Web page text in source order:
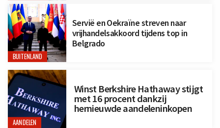
BUITENLAND
Servië en Oekraïne streven naar
vrijhandelsakkoord tijdens top in
Belgrado
AANDELEN
Winst Berkshire Hathaway stijgt
met 16 procent dankzij
hernieuwde aandeleninkopen